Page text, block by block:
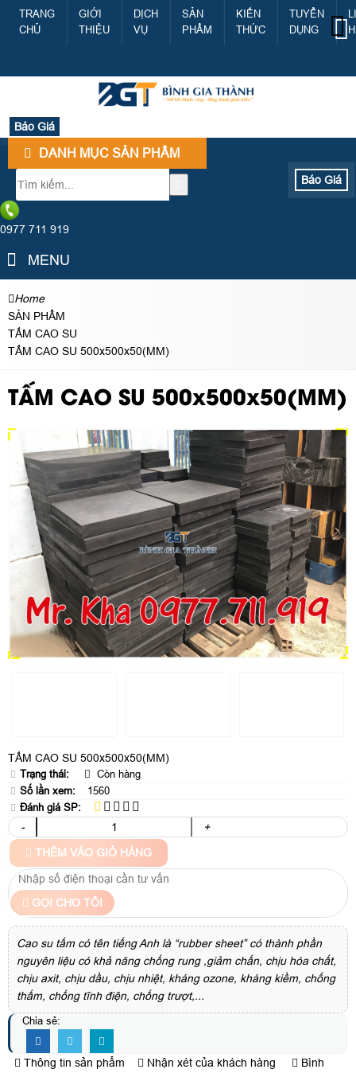
TRANG
CHỦ
GIỚI
THIỆU
DỊCH
VỤ
SẢN
PHẨM
KIẾN
THỨC
TUYỂN
DỤNG
Báo Giá
DANH MỤC SẢN PHẨM
Báo Giá
0977 711 919
MENU
Home
SẢN PHẨM
TẤM CAO SU
TẤM CAO SU 500x500x50(MM)
TẤM CAO SU 500x500x50(MM)
TẤM CAO SU 500x500x50(MM)
Trạng thái:
Còn hàng
Số lần xem:
1560
Đánh giá SP:
-
+
THÊM VÀO GIỎ HÀNG
GỌI CHO TÔI
Cao su tấm có tên tiếng Anh là “rubber sheet” có thành phần
nguyên liệu có khả năng chống rung ,giảm chấn, chịu hóa chất,
chịu axit, chịu dầu, chịu nhiệt, kháng ozone, kháng kiềm, chống
thấm, chống tĩnh điện, chống trượt,...
Chia sẻ:
Thông tin sản phẩm Nhận xét của khách hàng
Bình